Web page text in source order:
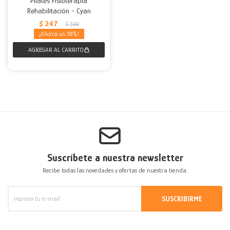
Rehabilitación - Cyan
$ 247 $ 599
58
Suscríbete a nuestra newsletter
Recibe todas las novedades y ofertas de nuestra tienda.
SUSCRIBIRME
Mesas
Calefactores
Acolchados y Frazadas
Fundas
Decoración
Accesorios para el hogar
Accesorios
Muebles Infantiles